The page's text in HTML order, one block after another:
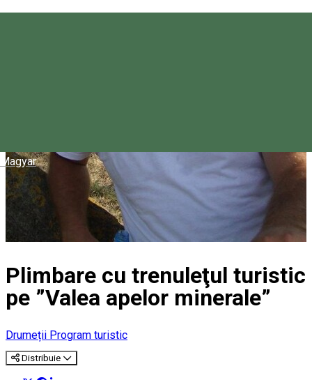
Magyar
Plimbare cu trenuleţul turistic
pe ”Valea apelor minerale”
Drumeții Program turistic
Distribuie